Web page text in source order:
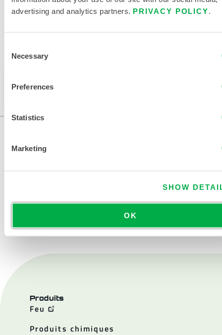
advertising and analytics partners. PRIVACY POLICY.
Selection
Necessary
Preferences
Statistics
Marketing
SHOW
OK
RUSSIE.
pouvez modifier votre région en haut de la page.
NOUS CONTACTER
Produits
Feu
Produits chimiques